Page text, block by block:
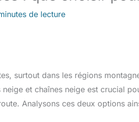
de lecture
surtout dans les régions
et chaînes neige est crucial
Analysons ces deux options